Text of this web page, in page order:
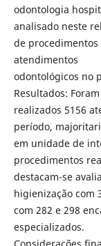
odontologia
analisado neste
de procedimentos
atendimentos
odontológicos no
Resultados: Foram
realizados 5156
período,
em unidade de
procedimentos
destacam-se
higienização com
com 282 e 298
especializados.